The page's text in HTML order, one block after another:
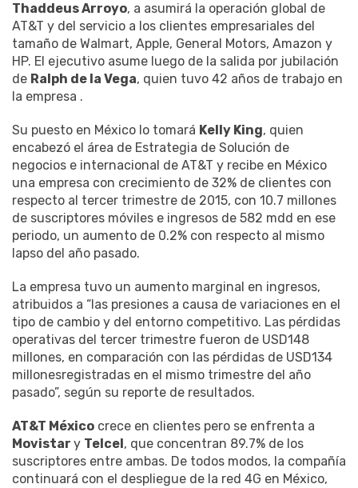
Thaddeus Arroyo, a asumirá la operación global de
AT&T y del servicio a los clientes empresariales del
tamaño de Walmart, Apple, General Motors, Amazon y
HP. El ejecutivo asume luego de la salida por jubilación
de Ralph de la Vega, quien tuvo 42 años de trabajo en
la empresa .
Su puesto en México lo tomará Kelly King, quien
encabezó el área de Estrategia de Solución de
negocios e internacional de AT&T y recibe en México
una empresa con crecimiento de 32% de clientes con
respecto al tercer trimestre de 2015, con 10.7 millones
de suscriptores móviles e ingresos de 582 mdd en ese
periodo, un aumento de 0.2% con respecto al mismo
lapso del año pasado.
La empresa tuvo un aumento marginal en ingresos,
atribuidos a “las presiones a causa de variaciones en el
tipo de cambio y del entorno competitivo. Las pérdidas
operativas del tercer trimestre fueron de USD148
millones, en comparación con las pérdidas de USD134
millonesregistradas en el mismo trimestre del año
pasado”, según su reporte de resultados.
AT&T México crece en clientes pero se enfrenta a
Movistar y Telcel, que concentran 89.7% de los
suscriptores entre ambas. De todos modos, la compañía
continuará con el despliegue de la red 4G en México,